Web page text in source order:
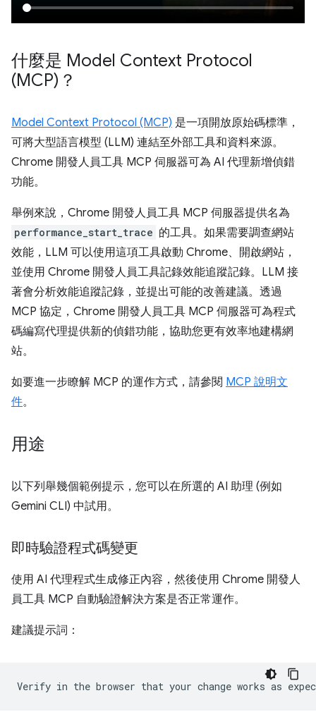
什麼是 Model Context Protocol
(MCP)？
Model Context Protocol (MCP) 是一項開放原始碼標準，
可將大型語言模型 (LLM) 連結至外部工具和資料來源。
Chrome 開發人員工具 MCP 伺服器可為 AI 代理新增偵錯
功能。
舉例來說，Chrome 開發人員工具 MCP 伺服器提供名為
performance_start_trace 的工具。如果需要調查網站
效能，LLM 可以使用這項工具啟動 Chrome、開啟網站，
並使用 Chrome 開發人員工具記錄效能追蹤記錄。LLM 接
著會分析效能追蹤記錄，並提出可能的改善建議。透過
MCP 協定，Chrome 開發人員工具 MCP 伺服器可為程式
碼編寫代理提供新的偵錯功能，協助您更有效率地建構網
站。
如要進一步瞭解 MCP 的運作方式，請參閱 MCP 說明文
件。
用途
以下列舉幾個範例提示，您可以在所選的 AI 助理 (例如
Gemini CLI) 中試用。
即時驗證程式碼變更
使用 AI 代理程式生成修正內容，然後使用 Chrome 開發人
員工具 MCP 自動驗證解決方案是否正常運作。
建議提示詞：